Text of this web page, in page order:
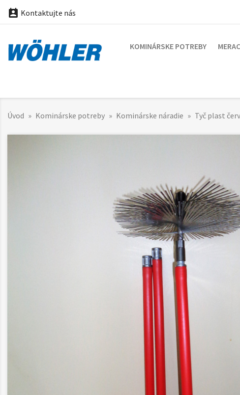
 Kontaktujte nás
KOMINÁRSKE POTREBY
Úvod Kominárske potreby Kominárske náradie Tyč plast